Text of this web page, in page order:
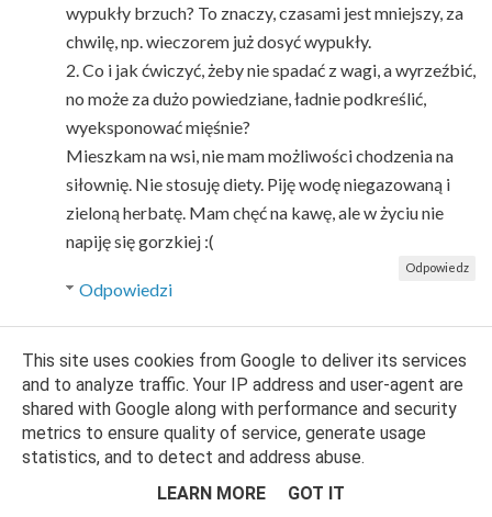
wypukły brzuch? To znaczy, czasami jest mniejszy, za
chwilę, np. wieczorem już dosyć wypukły.
2. Co i jak ćwiczyć, żeby nie spadać z wagi, a wyrzeźbić,
no może za dużo powiedziane, ładnie podkreślić,
wyeksponować mięśnie?
Mieszkam na wsi, nie mam możliwości chodzenia na
siłownię. Nie stosuję diety. Piję wodę niegazowaną i
zieloną herbatę. Mam chęć na kawę, ale w życiu nie
napiję się gorzkiej :(
Odpowiedz
Odpowiedzi
21 października 2013 19:19
Jeśli mogę Ci coś doradzić to zrezygnuj ze
zbożowo-owocowych śniadań i od razu
zobaczysz inny efekt na brzuchu. Zboża
efekt jest widoczny w postaci nabrzmiałego,
This site uses cookies from Google to deliver its services
and to analyze traffic. Your IP address and user-agent are
shared with Google along with performance and security
metrics to ensure quality of service, generate usage
statistics, and to detect and address abuse.
LEARN MORE
GOT IT